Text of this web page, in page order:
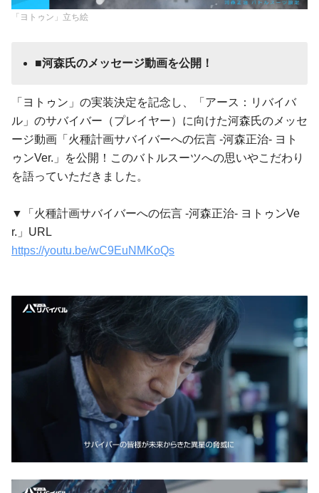
「ヨトゥン」立ち絵
​■河森氏のメッセージ動画を公開！
「ヨトゥン」の実装決定を記念し、「アース：リバイバ
ル」のサバイバー（プレイヤー）に向けた河森氏のメッセ
ージ動画「火種計画サバイバーへの伝言 -河森正治- ヨト
ゥンVer.」を公開！このバトルスーツへの思いやこだわり
を語っていただきました。
▼「火種計画サバイバーへの伝言 -河森正治- ヨトゥンVe
r.」URL
https://youtu.be/wC9EuNMKoQs